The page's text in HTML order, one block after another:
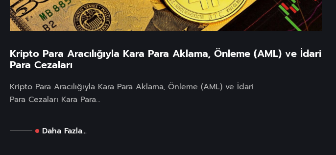
Kripto Para Aracılığıyla Kara Para Aklama, Önleme (AML) ve İdari
Para Cezaları
Kripto Para Aracılığıyla Kara Para Aklama, Önleme (AML) ve İdari
Para Cezaları Kara Para...
Daha Fazla...